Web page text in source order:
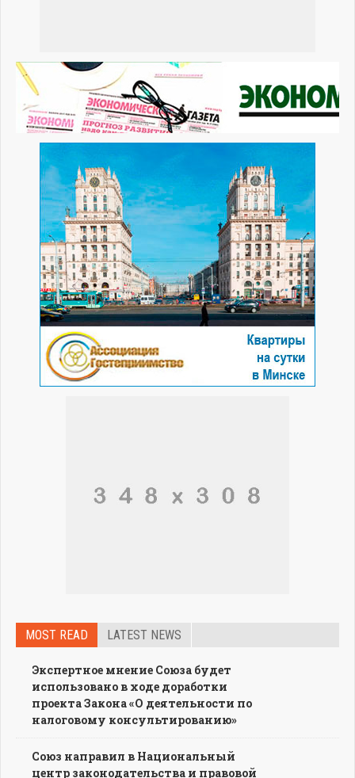
MOST READ LATEST NEWS
Экспертное мнение Союза будет
использовано в ходе доработки
проекта Закона «О деятельности по
налоговому консультированию»
Союз направил в Национальный
центр законодательства и правовой